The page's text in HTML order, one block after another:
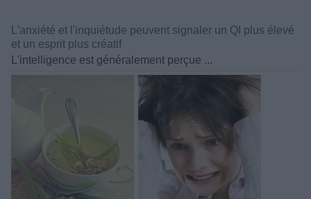
L'anxiété et l'inquiétude peuvent signaler un QI plus élevé
et un esprit plus créatif
L'intelligence est généralement perçue ...